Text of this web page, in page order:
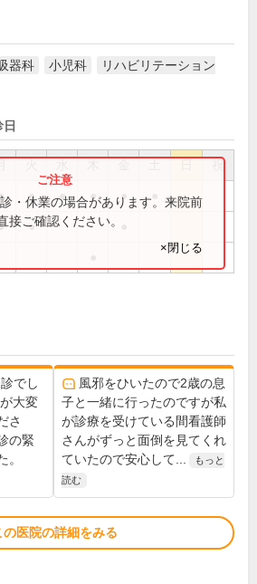
器科 小児科
リハビリテーション
祝
● ● ● ● ●
●
・休業の場合があります。来院前
接ご確認ください。
×閉じる
でし
大変
さ
の緊
。
風邪をひいたので2歳の息
子と一緒に行ったのですが私
が診療を受けている間看護師
さんがずっと面倒を見てくれ
ていたので安心して...
もっと
読む
の医院の詳細をみる